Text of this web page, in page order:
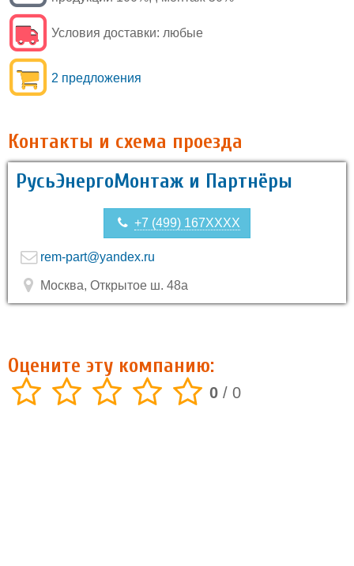
Условия доставки: любые
2 предложения
Контакты и схема проезда
РусьЭнергоМонтаж и Партнёры
+7 (499) 167XXXX
rem-part@yandex.ru
Москва, Открытое ш. 48а
Оцените эту компанию:
0 / 0